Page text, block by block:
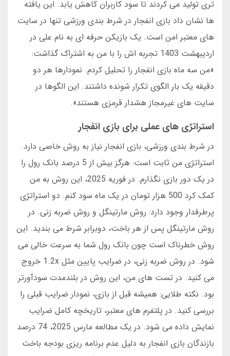
تری تولید می کردند تا سود کاربران کاهش یابد. این یافته
ها نشان داد بازی انفجار در شرط بندی ورزشی تنها در سایت
های معتبر امن است. یک بازیکن حرفه ای به نام علی در
اردیبهشت 1403 تجربه اش را با من به اشتراک گذاشت:
«من سه ماه بازی انفجار را تحلیل کردم. نمودارها هر دو
دقیقه یک بار الگوی تکرار شونده داشتند. این الگوها در
سایت های غیرمجاز هشدار قرمزی هستند».
استراتژی های عملی برای بازی انفجار
در شرط بندی ورزشی، بازی انفجار نیاز به روش خاصی دارد.
استراتژی من ثابت است: هرگز بیش از 5 درصد بانک رول را
در یک دور بازی نگذارم. در فوریه 2025، این روش به من
کمک کرد 500 هزار تومان در یک ماه سود کنم. دو استراتژی
پرطرفدار وجود دارد: روش مارتینگل و روش ضربه زنی. در
روش مارتینگل پس از هر باخت، دوبرابر شرط می بندید. این
روش خطرناک است چون بانک رول شما به سرعت خالی می
شود. در روش ضربه زنی، در ضرایب پایین مثل 1.2x خروج
می کنید. در تست های من، این روش در بلندمدت سودآورتر
بود. نکته طلایی: همیشه قبل از بازی، نمودار ضرایب قبلی را
بررسی کنید. در پلتفرم های معتبر، تاریخچه کامل ضرایب
نمایش داده می شود. در یک مطالعه مارس 2025، 74 درصد
بازندگان بازی انفجار به دلیل عدم برنامه ریزی بودجه باخت